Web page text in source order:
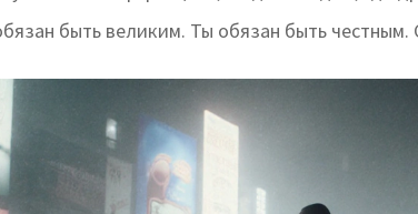
быть великим. Ты обязан быть